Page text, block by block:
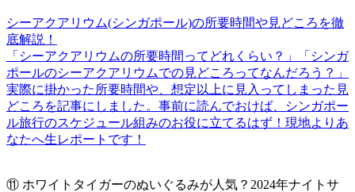
シーアクアリウム(シンガポール)の所要時間や見どころを徹
底解説！
「シーアクアリウムの所要時間ってどれくらい？」「シンガ
ポールのシーアクアリウムでの見どころってなんだろう？」
実際に掛かった所要時間や、想定以上に見入ってしまった見
どころを記事にしました。事前に読んでおけば、シンガポー
ル旅行のスケジュール組みのお役に立てるはず！現地よりあ
なたへ生レポートです！
⑪ ホワイトタイガーのぬいぐるみが人気？2024年ナイトサ